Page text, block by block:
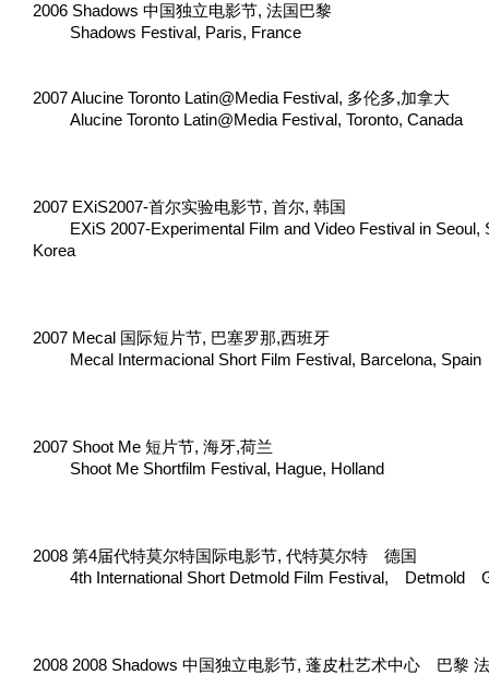
2006 Shadows 中国独立电影节, 法国巴黎
Shadows Festival, Paris, France
2007 Alucine Toronto Latin@Media Festival, 多伦多,加拿大
Alucine Toronto Latin@Media Festival, Toronto, Canada
2007 EXiS2007-首尔实验电影节, 首尔, 韩国
EXiS 2007-Experimental Film and Video Festival in
Korea
2007 Mecal 国际短片节, 巴塞罗那,西班牙
Mecal Intermacional Short Film Festival, Barcelona, Spain
2007 Shoot Me 短片节, 海牙,荷兰
Shoot Me Shortfilm Festival, Hague, Holland
2008 第4届代特莫尔特国际电影节, 代特莫尔特 德国
4th International Short Detmold Film Festival, Detmold
2008 2008 Shadows 中国独立电影节, 蓬皮杜艺术中心 巴黎